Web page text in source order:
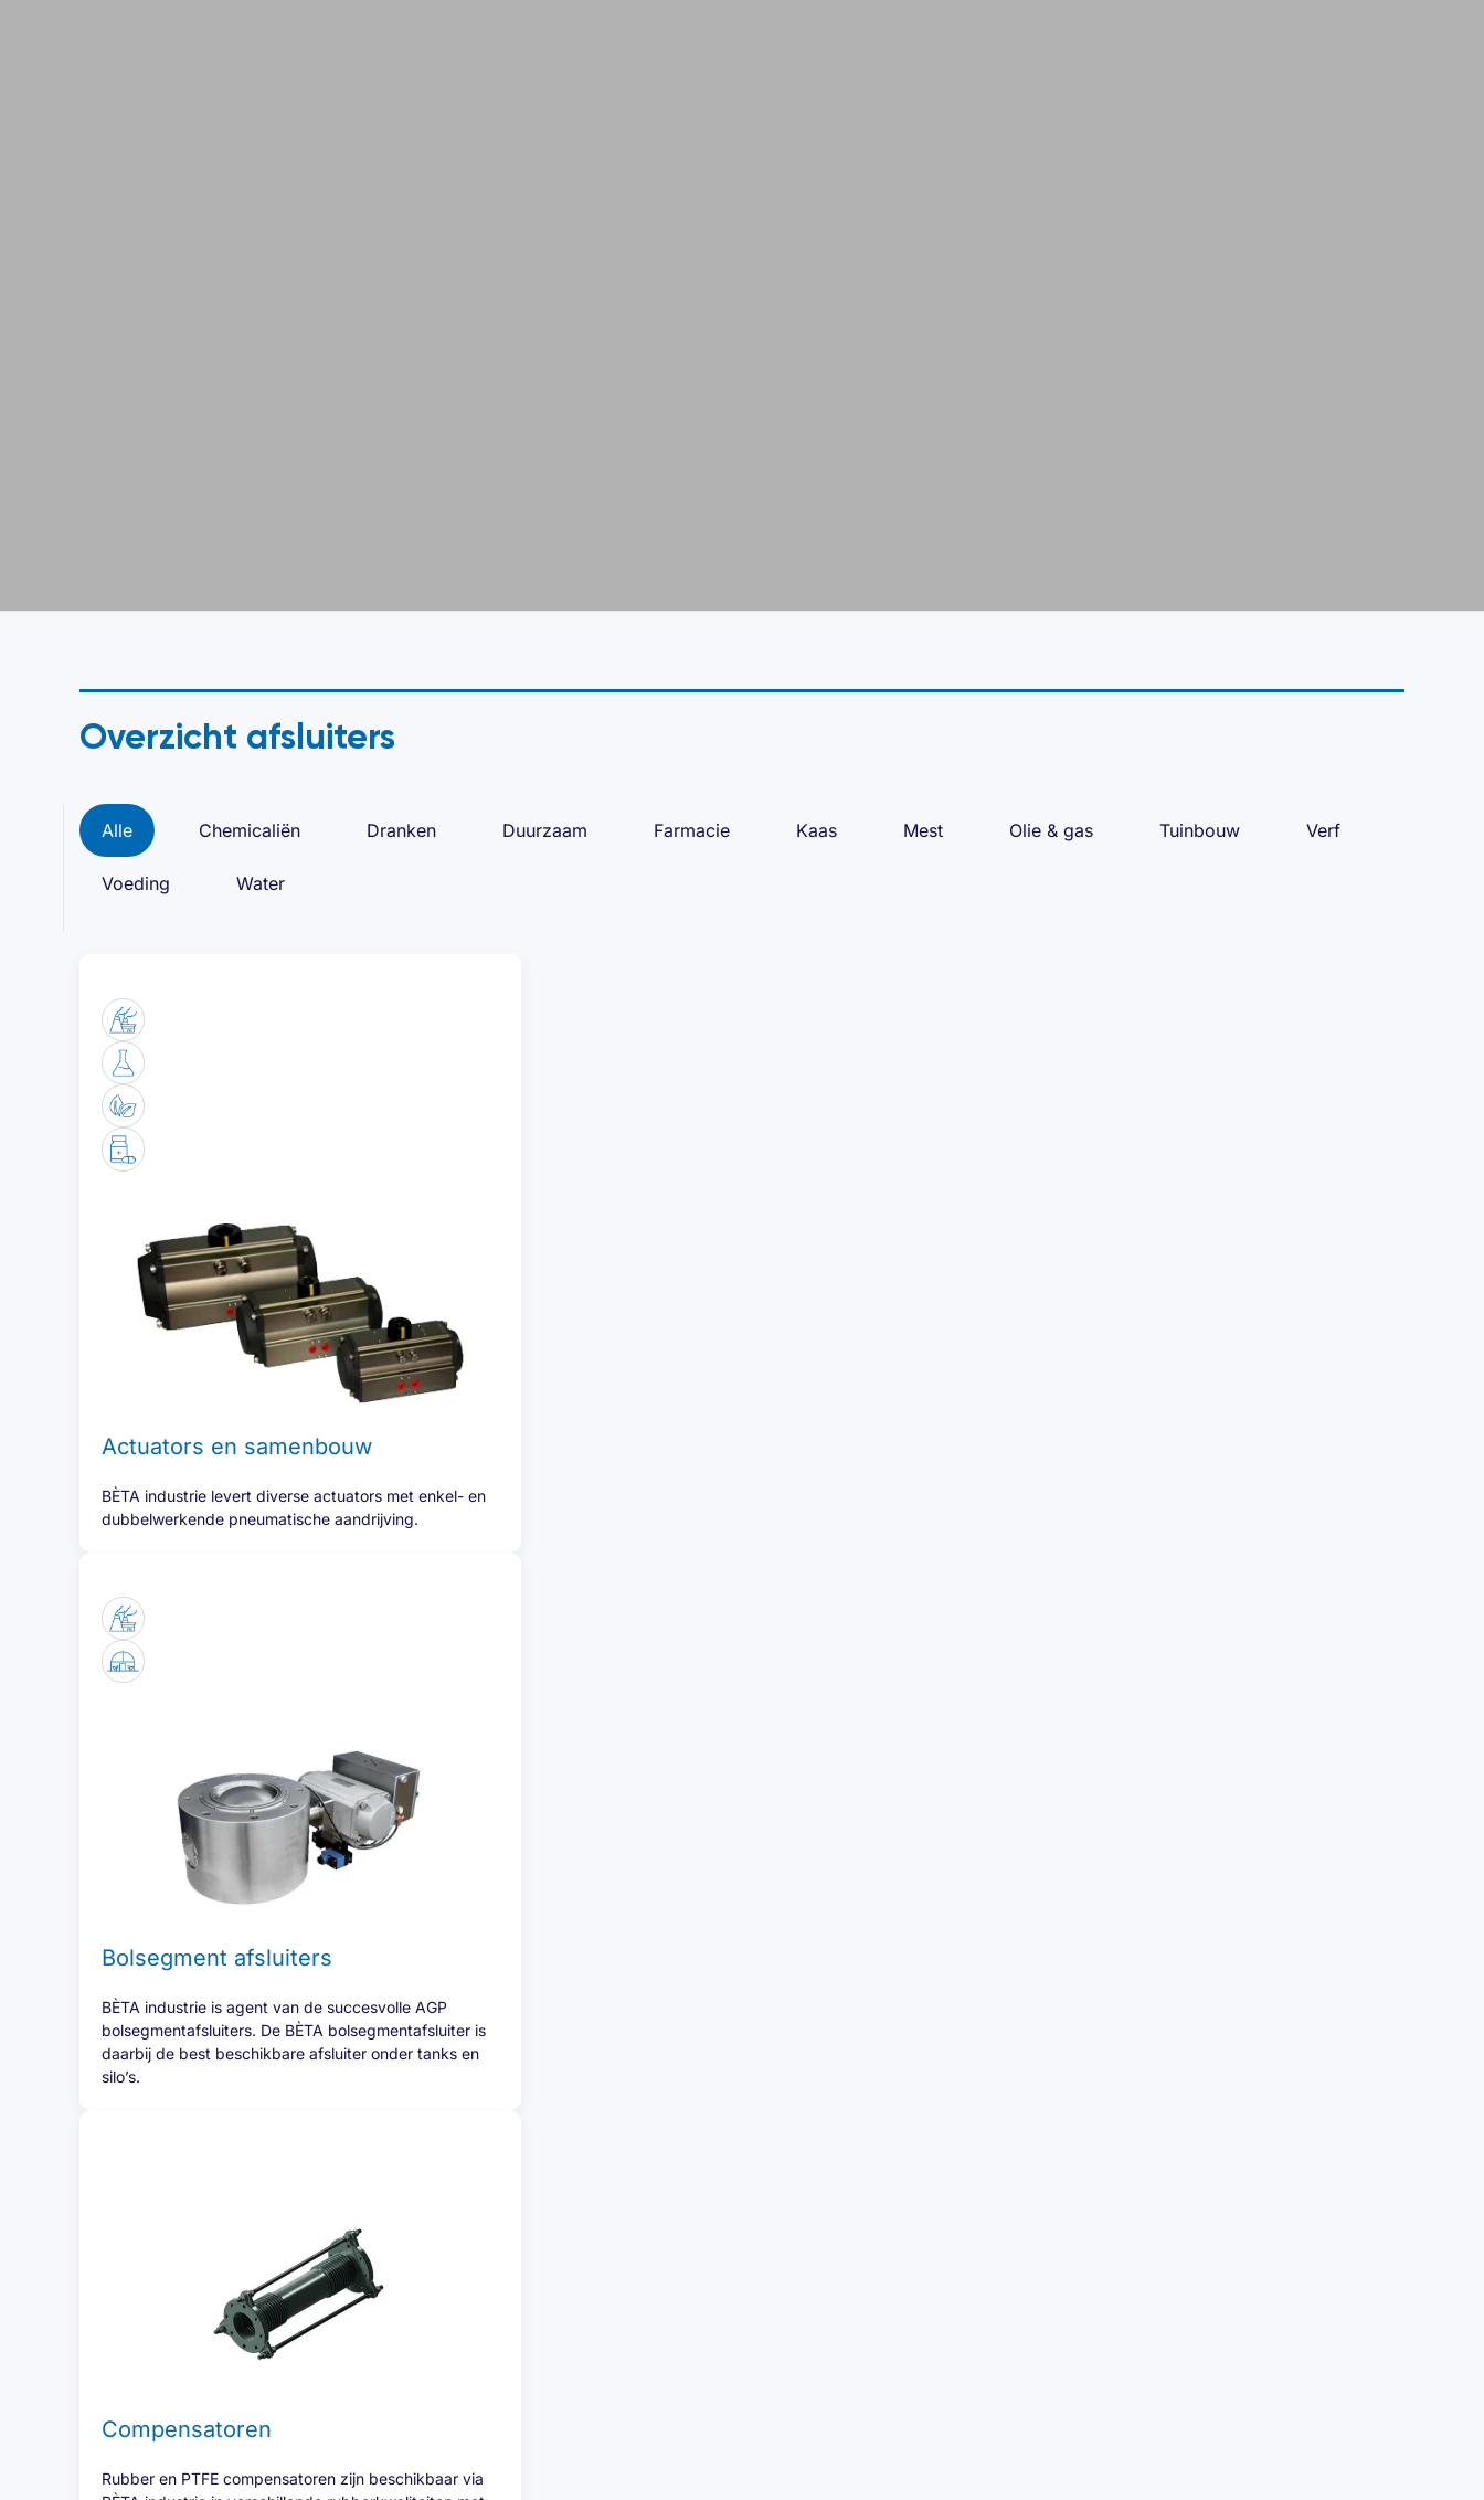
Overzicht afsluiters
Alle Chemicaliën Dranken Duurzaam Farmacie Kaas Mest Olie & gas Tuinbouw Verf
Voeding Water
Actuators en samenbouw
BÈTA industrie levert diverse actuators met enkel- en
dubbelwerkende pneumatische aandrijving.
Bolsegment afsluiters
BÈTA industrie is agent van de succesvolle AGP
bolsegmentafsluiters. De BÈTA bolsegmentafsluiter is
daarbij de best beschikbare afsluiter onder tanks en
silo’s.
Compensatoren
Rubber en PTFE compensatoren zijn beschikbaar via